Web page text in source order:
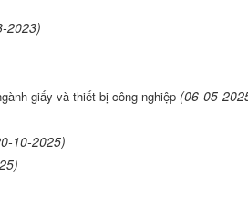
2023)
giấy và thiết bị công nghiệp (06-05-
10-2025)